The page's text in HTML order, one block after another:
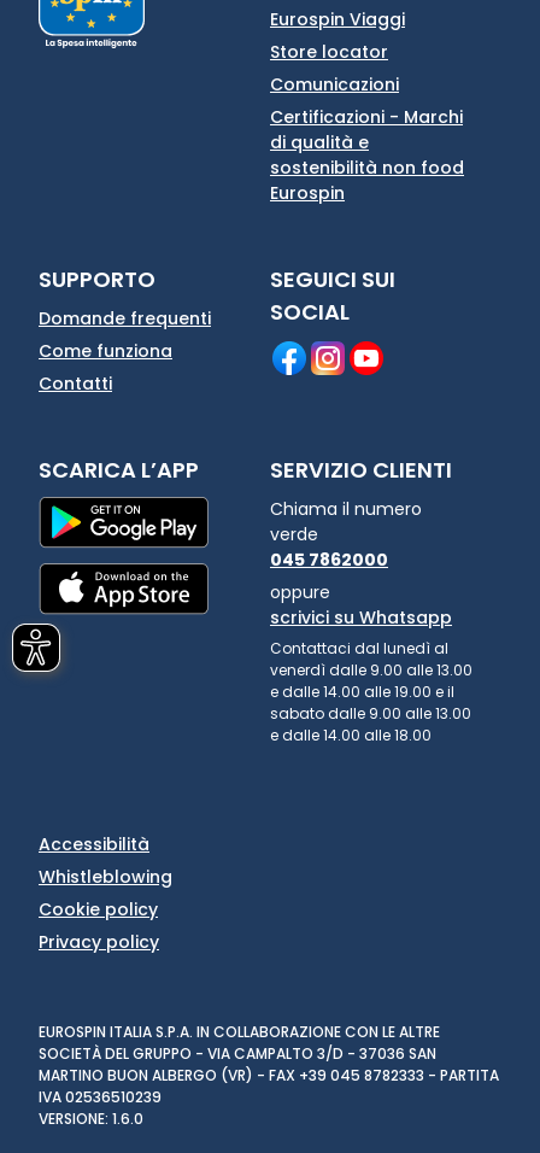
Eurospin Viaggi
Store locator
Comunicazioni
Certificazioni - Marchi
di qualità e
sostenibilità non food
Eurospin
SUPPORTO
Domande frequenti
Come funziona
Contatti
SEGUICI SUI
SOCIAL
SCARICA L’APP SERVIZIO CLIENTI
Chiama il numero
verde
045 7862000
oppure
scrivici su Whatsapp
Contattaci dal lunedì al
venerdì dalle 9.00 alle 13.00
e dalle 14.00 alle 19.00 e il
sabato dalle 9.00 alle 13.00
e dalle 14.00 alle 18.00
Accessibilità
Whistleblowing
Cookie policy
Privacy policy
EUROSPIN ITALIA S.P.A. IN COLLABORAZIONE CON LE ALTRE
SOCIETÀ DEL GRUPPO - VIA CAMPALTO 3/D - 37036 SAN
MARTINO BUON ALBERGO (VR) - FAX +39 045 8782333 - PARTITA
IVA 02536510239
VERSIONE: 1.6.0